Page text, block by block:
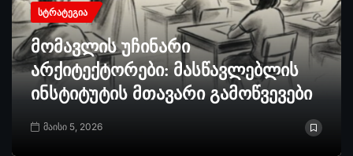
ᲡᲢᲠᲐᲢᲔᲒᲘᲐ
მომავლის უჩინარი
არქიტექტორები: მასწავლებლის
ინსტიტუტის მთავარი გამოწვევები
მაისი 5, 2026